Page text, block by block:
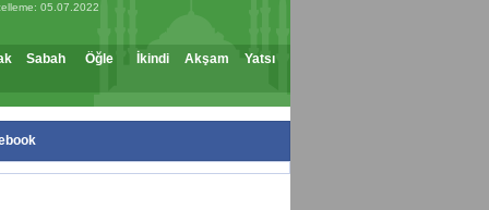
05.07.2022
Sabah Öğle İkindi Akşam Yatsı